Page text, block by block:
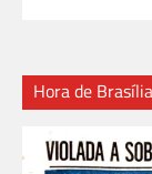
Hora de